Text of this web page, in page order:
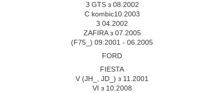
З GTS з 08.2002
C kombic10.2003
З 04.2002
ZAFIRA з 07.2005
(F75_) 09.2001 - 06.2005
FORD
FIESTA
V (JH_, JD_) з 11.2001
VI з 10.2008